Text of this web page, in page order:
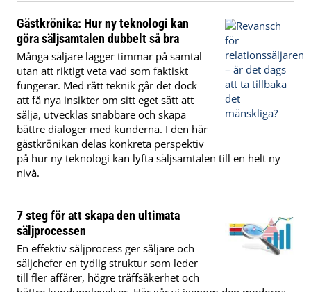
Gästkrönika: Hur ny teknologi kan
göra säljsamtalen dubbelt så bra
Många säljare lägger timmar på samtal
utan att riktigt veta vad som faktiskt
fungerar. Med rätt teknik går det dock
att få nya insikter om sitt eget sätt att
sälja, utvecklas snabbare och skapa
bättre dialoger med kunderna. I den här
gästkrönikan delas konkreta perspektiv
på hur ny teknologi kan lyfta säljsamtalen till en helt ny
nivå.
7 steg för att skapa den ultimata
säljprocessen
En effektiv säljprocess ger säljare och
säljchefer en tydlig struktur som leder
till fler affärer, högre träffsäkerhet och